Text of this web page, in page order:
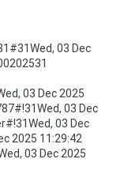
03 Dec
03 Dec 2025
03 Dec
03 Dec
2025 11:29:42
03 Dec 2025